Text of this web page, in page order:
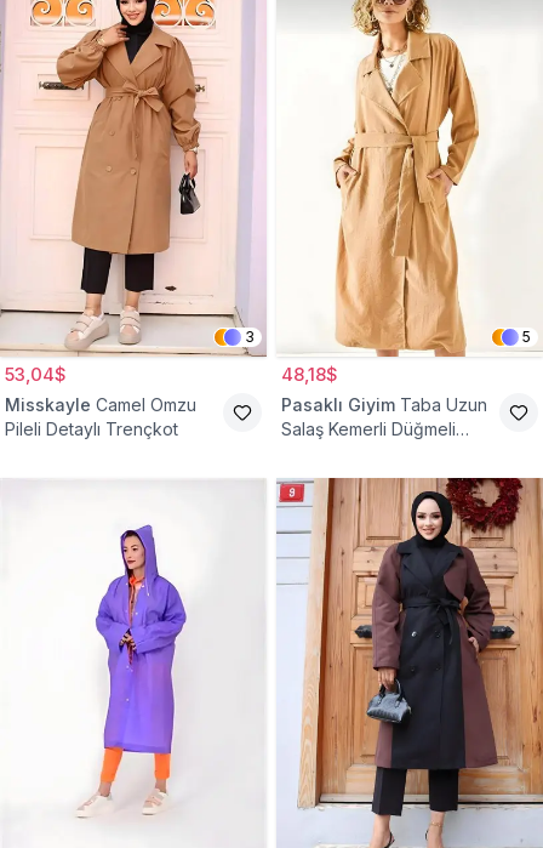
3
53,04$
Misskayle Camel Omzu
Pileli Detaylı Trençkot
5
48,18$
Pasaklı Giyim Taba Uzun
Salaş Kemerli Düğmeli